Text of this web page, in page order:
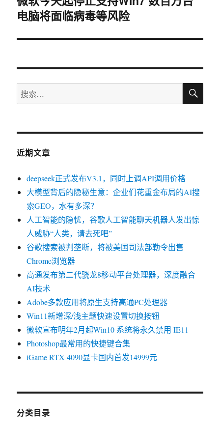
篇
章：
电脑将面临病毒等风险
搜
索：
搜
近期文章
deepseek正式发布V3.1，同时上调API调用价格
大模型背后的隐秘生意：企业们花重金布局的AI搜
索GEO，水有多深？
人工智能的隐忧，谷歌人工智能聊天机器人发出惊
人威胁“人类，请去死吧”
谷歌搜索被判垄断，将被美国司法部勒令出售
Chrome浏览器
高通发布第二代骁龙8移动平台处理器，深度融合
AI技术
Adobe多款应用将原生支持高通PC处理器
Win11新增深/浅主题快速设置切换按钮
微软宣布明年2月起Win10 系统将永久禁用 IE11
Photoshop最常用的快捷键合集
iGame RTX 4090显卡国内首发14999元
分类目录